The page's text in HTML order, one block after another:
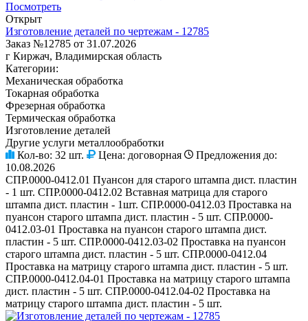
Посмотреть
Открыт
Изготовление деталей по чертежам - 12785
Заказ №12785 от 31.07.2026
г Киржач, Владимирская область
Категории:
Механическая обработка
Токарная обработка
Фрезерная обработка
Термическая обработка
Изготовление деталей
Другие услуги металлообработки
Кол-во: 32 шт. Цена: договорная
Предложения до:
10.08.2026
СПР.0000-0412.01 Пуансон для старого штампа дист. пластин
- 1 шт. СПР.0000-0412.02 Вставная матрица для старого
штампа дист. пластин - 1шт. СПР.0000-0412.03 Проставка на
пуансон старого штампа дист. пластин - 5 шт. СПР.0000-
0412.03-01 Проставка на пуансон старого штампа дист.
пластин - 5 шт. СПР.0000-0412.03-02 Проставка на пуансон
старого штампа дист. пластин - 5 шт. СПР.0000-0412.04
Проставка на матрицу старого штампа дист. пластин - 5 шт.
СПР.0000-0412.04-01 Проставка на матрицу старого штампа
дист. пластин - 5 шт. СПР.0000-0412.04-02 Проставка на
матрицу старого штампа дист. пластин - 5 шт.